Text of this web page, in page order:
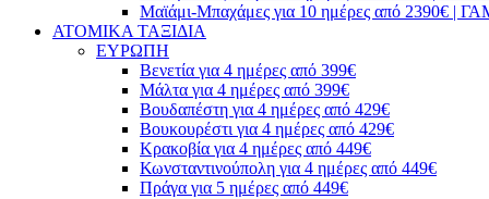
Μαϊάμι-Μπαχάμες για 10 ημέρες από 2390€
ΑΤΟΜΙΚΑ ΤΑΞΙΔΙΑ
ΕΥΡΩΠΗ
Βενετία για 4 ημέρες από 399€
Μάλτα για 4 ημέρες από 399€
Βουδαπέστη για 4 ημέρες από 429€
Βουκουρέστι για 4 ημέρες από 429€
Κρακοβία για 4 ημέρες από 449€
Κωνσταντινούπολη για 4 ημέρες από 449€
Πράγα για 5 ημέρες από 449€